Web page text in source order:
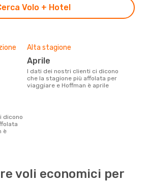
Volo + Hotel
Alta stagione
aprile
I dati dei nostri clienti ci dicono
che la stagione più affolata per
viaggiare e Hoffman è aprile
è
voli economici per